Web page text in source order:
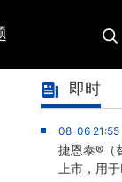
即时
08-06 21:55 |
捷恩泰®（
上市，用